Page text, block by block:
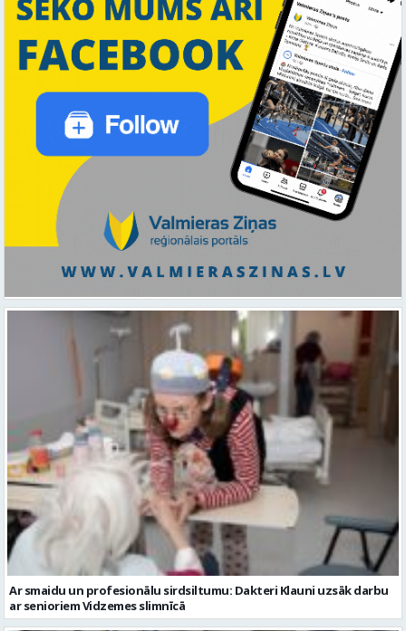
Valmieras dzimšanas diena sākas ar Krāču kakta svētkiem